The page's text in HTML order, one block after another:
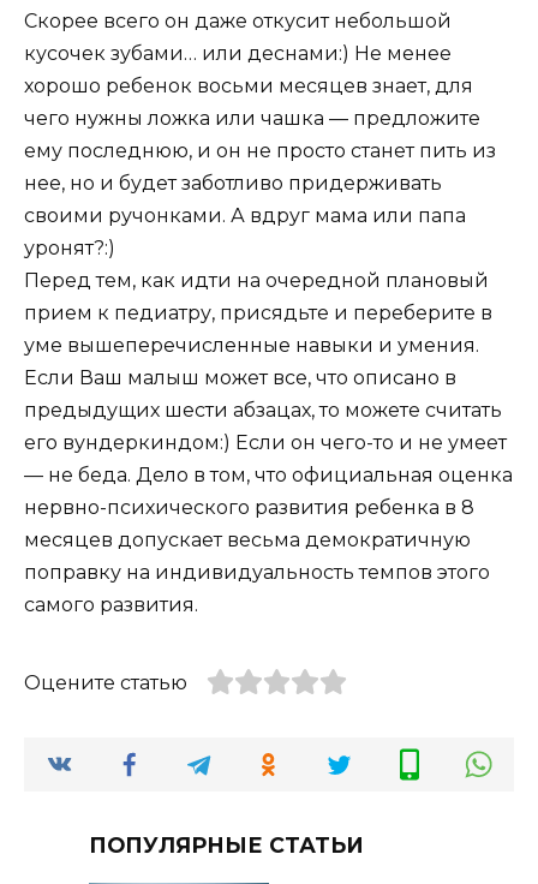
Скорее всего он даже откусит небольшой
кусочек зубами… или деснами:) Не менее
хорошо ребенок восьми месяцев знает, для
чего нужны ложка или чашка — предложите
ему последнюю, и он не просто станет пить из
нее, но и будет заботливо придерживать
своими ручонками. А вдруг мама или папа
уронят?:)
Перед тем, как идти на очередной плановый
прием к педиатру, присядьте и переберите в
уме вышеперечисленные навыки и умения.
Если Ваш малыш может все, что описано в
предыдущих шести абзацах, то можете считать
его вундеркиндом:) Если он чего-то и не умеет
— не беда. Дело в том, что официальная оценка
нервно-психического развития ребенка в 8
месяцев допускает весьма демократичную
поправку на индивидуальность темпов этого
самого развития.
Оцените статью
ПОПУЛЯРНЫЕ СТАТЬИ